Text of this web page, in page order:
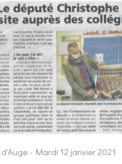
- Mardi 12 janvier 2021